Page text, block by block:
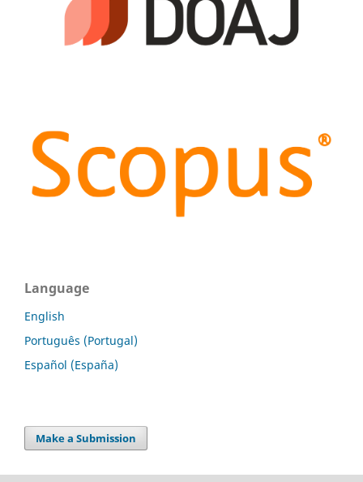
Language
English
Português (Portugal)
Español (España)
Make a Submission